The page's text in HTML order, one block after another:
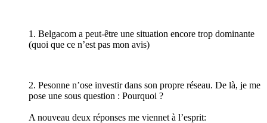
1. Belgacom a peut-être une situation encore trop dominante
(quoi que ce n’est pas mon avis)
2. Pesonne n’ose investir dans son propre réseau. De là, je me
pose une sous question : Pourquoi ?
A nouveau deux réponses me viennet à l’esprit: